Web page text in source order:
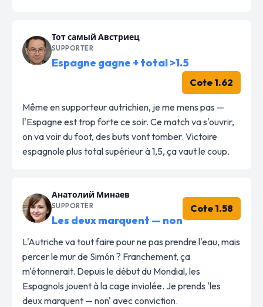
Тот самый Австриец
SUPPORTER
Espagne gagne + total >1.5
Cote 1.62
Même en supporteur autrichien, je me mens pas —
l'Espagne est trop forte ce soir. Ce match va s'ouvrir,
on va voir du foot, des buts vont tomber. Victoire
espagnole plus total supérieur à 1,5, ça vaut le coup.
Анатолий Минаев
SUPPORTER
Les deux marquent — non
Cote 1.58
L'Autriche va tout faire pour ne pas prendre l'eau, mais
percer le mur de Simón ? Franchement, ça
m'étonnerait. Depuis le début du Mondial, les
Espagnols jouent à la cage inviolée. Je prends 'les
deux marquent — non' avec conviction.